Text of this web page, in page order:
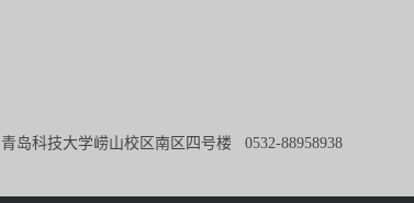
岛科技大学崂山校区南区四号楼 0532-88958938